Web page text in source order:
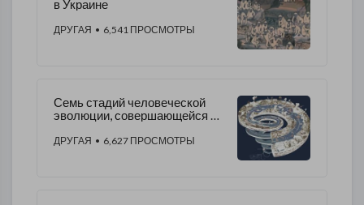
в Украине
ДРУГАЯ • 6,541 ПРОСМОТРЫ
Семь стадий человеческой
эволюции, совершающейся на
ДРУГАЯ • 6,627 ПРОСМОТРЫ